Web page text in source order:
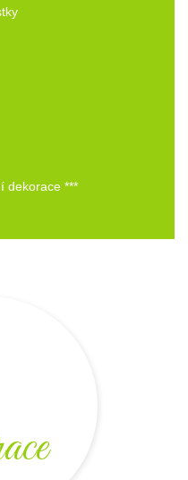
dekorace ***